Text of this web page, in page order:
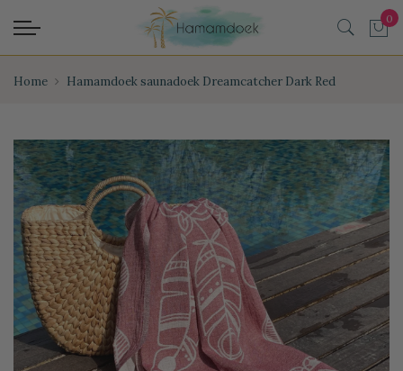
Home Hamamdoek saunadoek Dreamcatcher Dark Red